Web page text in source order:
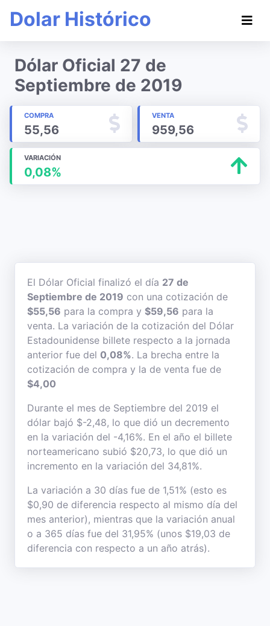
Dolar Histórico
Dólar Oficial 27 de
Septiembre de 2019
COMPRA
55,56
VENTA
959,56
VARIACIÓN
0,08%
El Dólar Oficial finalizó el día 27 de
Septiembre de 2019 con una cotización de
$55,56 para la compra y $59,56 para la
venta. La variación de la cotización del Dólar
Estadounidense billete respecto a la jornada
anterior fue del 0,08%. La brecha entre la
cotización de compra y la de venta fue de
$4,00
Durante el mes de Septiembre del 2019 el
dólar bajó $-2,48, lo que dió un decremento
en la variación del -4,16%. En el año el billete
norteamericano subió $20,73, lo que dió un
incremento en la variación del 34,81%.
La variación a 30 días fue de 1,51% (esto es
$0,90 de diferencia respecto al mismo día del
mes anterior), mientras que la variación anual
o a 365 días fue del 31,95% (unos $19,03 de
diferencia con respecto a un año atrás).